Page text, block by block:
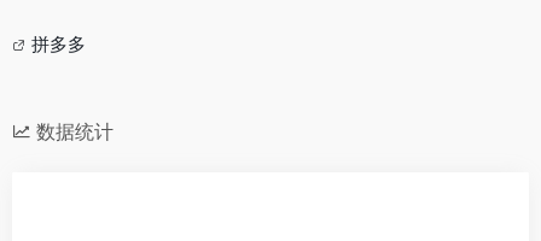
拼多多
数据统计